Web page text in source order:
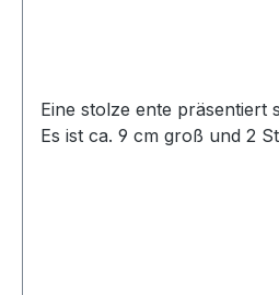
Eine stolze ente präsentiert
Es ist ca. 9 cm groß und 2